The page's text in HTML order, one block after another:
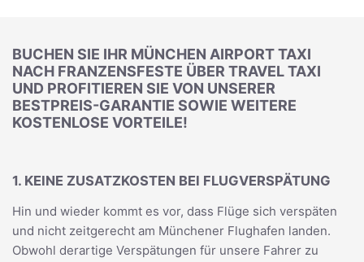
BUCHEN SIE IHR MÜNCHEN AIRPORT TAXI
NACH FRANZENSFESTE ÜBER TRAVEL TAXI
UND PROFITIEREN SIE VON UNSERER
BESTPREIS-GARANTIE SOWIE WEITERE
KOSTENLOSE VORTEILE!
1. KEINE ZUSATZKOSTEN BEI FLUGVERSPÄTUNG
Hin und wieder kommt es vor, dass Flüge sich verspäten
und nicht zeitgerecht am Münchener Flughafen landen.
Obwohl derartige Verspätungen für unsere Fahrer zu